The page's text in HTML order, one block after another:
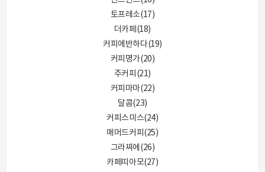
토프레소(17)
더카페(18)
커피에반하다(19)
커피명가(20)
주커피(21)
커피마마(22)
달콤(23)
커피스미스(24)
매머드커피(25)
그라찌에(26)
카페띠아모(27)